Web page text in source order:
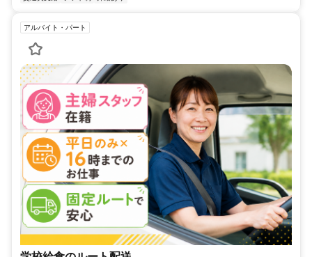
アルバイト・パート